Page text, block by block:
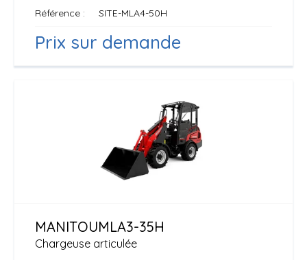
Référence SITE-MLA4-50H
Prix sur demande
Chargeuse articulée
MANITOUMLA3-35H